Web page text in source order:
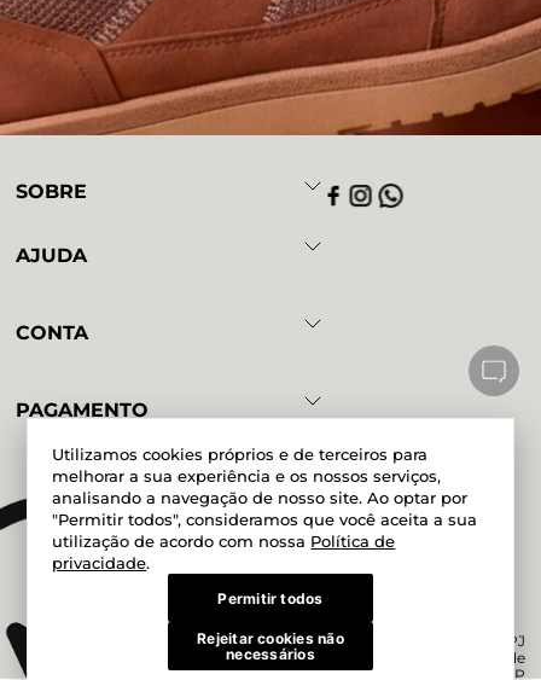
Utilizamos cookies próprios e de terceiros para
melhorar a sua experiência e os nossos serviços,
analisando a navegação de nosso site. Ao optar por
"Permitir todos", consideramos que você aceita a sua
utilização de acordo com nossa Política de
privacidade.
Permitir todos
Rejeitar cookies não
necessários
SOBRE
AJUDA
CONTA
PAGAMENTO
Magazine Mundial Ltda. CNPJ
51.200.038/0017-06 Rua Doze de
Outubro, 190, Lapa - São Paulo - SP
Powered by Developed by